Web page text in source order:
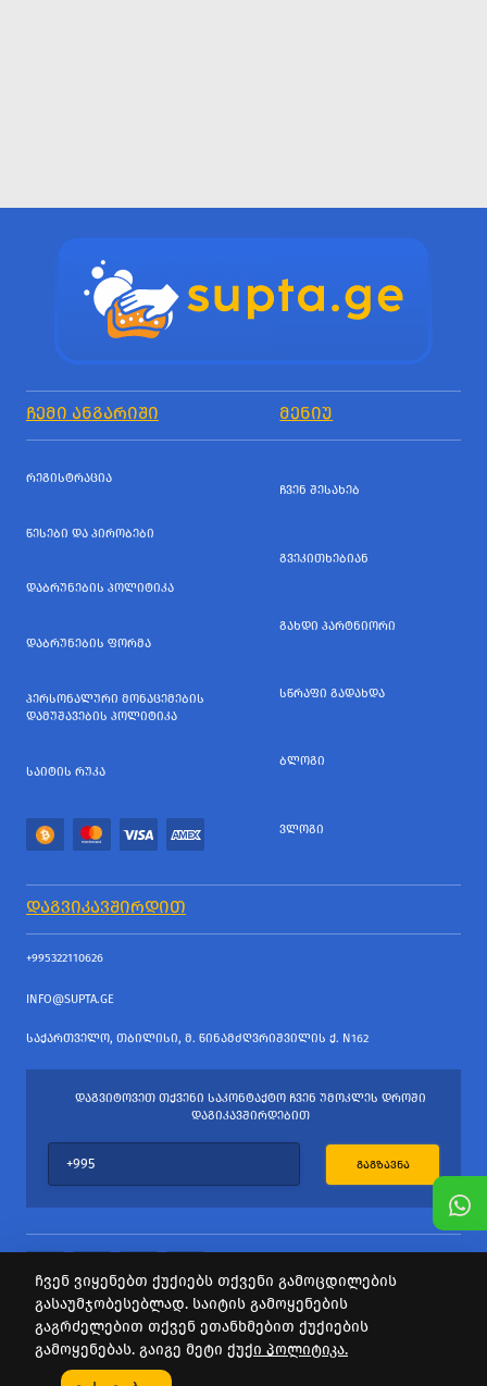
ᲩᲔᲛᲘ ᲐᲜᲒᲐᲠᲘᲨᲘ ᲛᲔᲜᲘᲣ
ᲠᲔᲒᲘᲡᲢᲠᲐᲪᲘᲐ
ᲬᲔᲡᲔᲑᲘ ᲓᲐ ᲞᲘᲠᲝᲑᲔᲑᲘ
ᲓᲐᲑᲠᲣᲜᲔᲑᲘᲡ ᲞᲝᲚᲘᲢᲘᲙᲐ
ᲓᲐᲑᲠᲣᲜᲔᲑᲘᲡ ᲤᲝᲠᲛᲐ
ᲞᲔᲠᲡᲝᲜᲐᲚᲣᲠᲘ ᲛᲝᲜᲐᲪᲔᲛᲔᲑᲘᲡ
ᲓᲐᲛᲣᲨᲐᲕᲔᲑᲘᲡ ᲞᲝᲚᲘᲢᲘᲙᲐ
ᲡᲐᲘᲢᲘᲡ ᲠᲣᲙᲐ
ᲩᲕᲔᲜ ᲨᲔᲡᲐᲮᲔᲑ
ᲒᲕᲔᲙᲘᲗᲮᲔᲑᲘᲐᲜ
ᲒᲐᲮᲓᲘ ᲞᲐᲠᲢᲜᲘᲝᲠᲘ
ᲡᲬᲠᲐᲤᲘ ᲒᲐᲓᲐᲮᲓᲐ
ᲑᲚᲝᲒᲘ
ᲕᲚᲝᲒᲘ
ᲓᲐᲒᲕᲘᲙᲐᲕᲨᲘᲠᲓᲘᲗ
+995322110626
INFO@SUPTA.GE
ᲡᲐᲥᲐᲠᲗᲕᲔᲚᲝ, ᲗᲑᲘᲚᲘᲡᲘ, Მ. ᲬᲘᲜᲐᲛᲫᲦᲕᲠᲘᲨᲕᲘᲚᲘᲡ Ქ. N162
ᲓᲐᲒᲕᲘᲢᲝᲕᲔᲗ ᲗᲥᲕᲔᲜᲘ ᲡᲐᲙᲝᲜᲢᲐᲥᲢᲝ ᲩᲕᲔᲜ ᲣᲛᲝᲙᲚᲔᲡ ᲓᲠᲝᲨᲘ
ᲓᲐᲒᲘᲙᲐᲕᲨᲘᲠᲓᲔᲑᲘᲗ
ᲒᲐᲒᲖᲐᲕᲜᲐ
ყველა უფლება დაცულია
საიტის პროვაიდერი Webdoors.ge
ჩვენ ვიყენებთ ქუქიებს თქვენი გამოცდილების
გასაუმჯობესებლად. საიტის გამოყენების
გაგრძელებით თქვენ ეთანხმებით ქუქიების
გამოყენებას. გაიგე მეტი ქუქი პოლიტიკა.